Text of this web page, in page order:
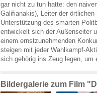
gar nicht zu tun hatte: den
Galifianakis), Leiter der
Unterstützung des smarten
entwickelt sich der Außenseiter
einem ernstzunehmenden
steigen mit jeder Wahlkampf-
sich gehörig ins Zeug legen, um
Bildergalerie zum Film